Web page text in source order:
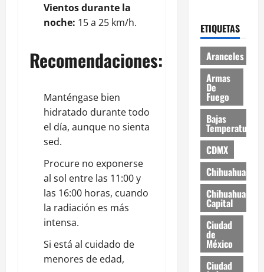
Vientos durante la
noche: 15 a 25 km/h.
Recomendaciones:
Manténgase bien
hidratado durante todo
el día, aunque no sienta
sed.
Procure no exponerse
al sol entre las 11:00 y
las 16:00 horas, cuando
la radiación es más
intensa.
Si está al cuidado de
menores de edad,
ETIQUETAS
Aranceles
Armas
De
Fuego
Bajas
Temperaturas
CDMX
Chihuahua
Chihuahua
Capital
Ciudad
de
México
Ciudad